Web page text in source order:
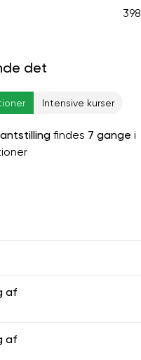
398
det
Intensive kurser
findes 7 gange i
af
af